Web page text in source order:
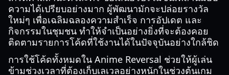
ความได้เปรียบอย่างมาก ผู้พัฒนามักจะปล่อยรางวัล
ใหม่ๆ เพื่อเฉลิมฉลองความสำเร็จ การอัปเดต และ
กิจกรรมในชุมชน ทำให้จำเป็นอย่างยิ่งที่จะต้องคอย
ติดตามรายการโค้ดที่ใช้งานได้ในปัจจุบันอย่างใกล้ชิด
การใช้โค้ดทั้งหมดใน Anime Reversal ช่วยให้ผู้เล่น
ข้ามช่วงเวลาที่ต้องเก็บเลเวลอย่างหนักในช่วงต้นเกม